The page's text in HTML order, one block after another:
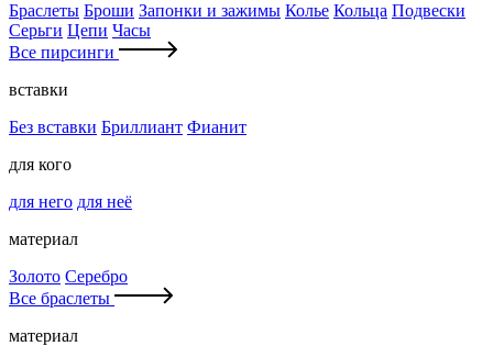
Браслеты Броши Запонки и зажимы Колье Кольца Подвески
Серьги Цепи Часы
Все пирсинги
вставки
Без вставки Бриллиант Фианит
для кого
для него для неё
материал
Золото Серебро
Все браслеты
материал